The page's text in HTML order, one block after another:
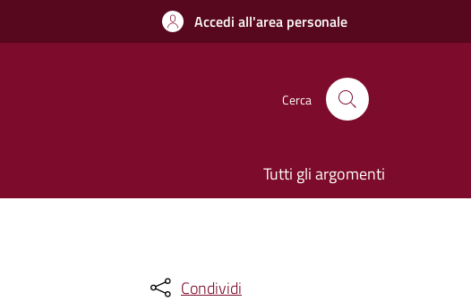
Accedi all'area personale
Cerca
Tutti gli argomenti
Condividi